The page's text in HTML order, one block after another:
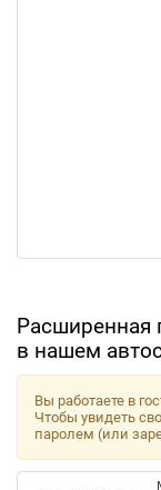
Расширенная
в нашем
Вы работаете в
Чтобы увидеть
паролем (или